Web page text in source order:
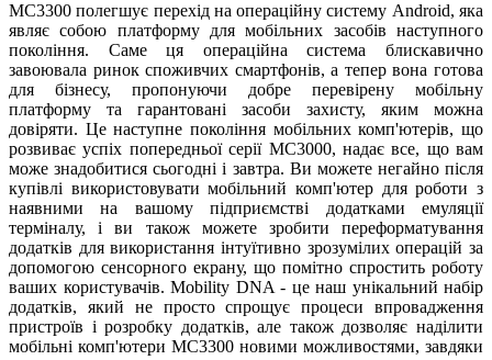
MC3300 полегшує перехід на операційну систему Android, яка
являє собою платформу для мобільних засобів наступного
покоління. Саме ця операційна система блискавично
завоювала ринок споживчих смартфонів, а тепер вона готова
для бізнесу, пропонуючи добре перевірену мобільну
платформу та гарантовані засоби захисту, яким можна
довіряти. Це наступне покоління мобільних комп'ютерів, що
розвиває успіх попередньої серії MC3000, надає все, що вам
може знадобитися сьогодні і завтра. Ви можете негайно після
купівлі використовувати мобільний комп'ютер для роботи з
наявними на вашому підприємстві додатками емуляції
терміналу, і ви також можете зробити переформатування
додатків для використання інтуїтивно зрозумілих операцій за
допомогою сенсорного екрану, що помітно спростить роботу
ваших користувачів. Mobility DNA - це наш унікальний набір
додатків, який не просто спрощує процеси впровадження
пристроїв і розробку додатків, але також дозволяє наділити
мобільні комп'ютери MC3300 новими можливостями, завдяки